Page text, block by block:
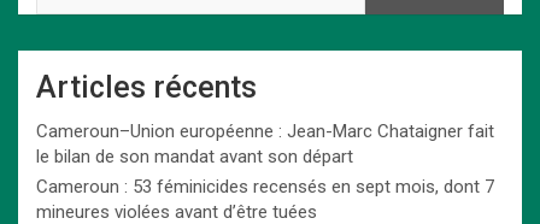
Articles récents
Cameroun–Union européenne : Jean-Marc Chataigner fait
le bilan de son mandat avant son départ
Cameroun : 53 féminicides recensés en sept mois, dont 7
mineures violées avant d’être tuées